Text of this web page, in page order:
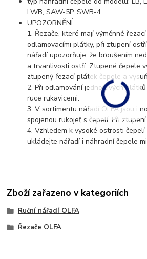
LWB, SAW-5P, SWB-4
UPOZORNĚNÍ
1. Řezače, které mají výměnné
odlamovacími plátky, při ztupení
nářadí upozorňuje, že broušením
a trvanlivosti ostří. Ztupené čepele
ztupený řezací plátek čepele a
2. Při odlamování jednotlivých
ruce rukavicemi.
3. V sortimentu nářadí OLFA jsou i
spojenou rukojeť s čepelí. Při
4. Vzhledem k vysoké ostrosti čepelí
ukládejte nářadí i náhradní čepele
Zboží zařazeno v kategoriích
Ruční nářadí OLFA
Řezače OLFA